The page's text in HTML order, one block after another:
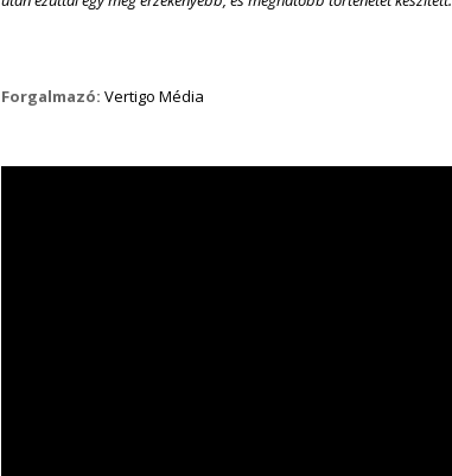
Forgalmazó: Vertigo Média